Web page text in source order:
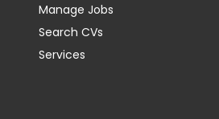
Manage Jobs
Search CVs
Services